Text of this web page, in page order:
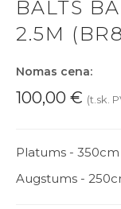
BALTS
2.5M
Nomas cena:
100,00 € (t.sk.
Platums - 350cm
Augstums -